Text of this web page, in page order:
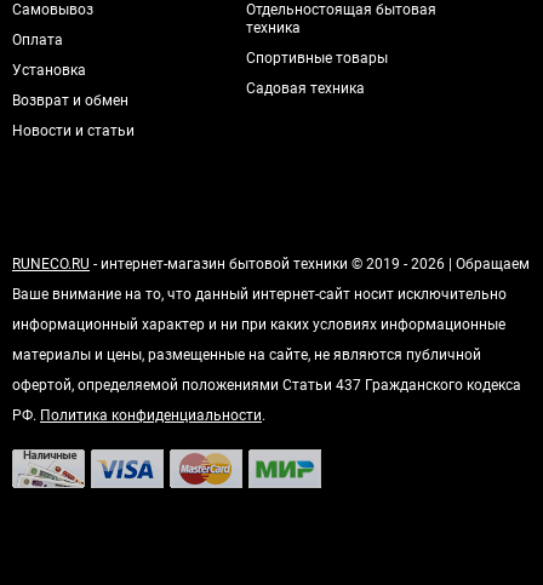
Самовывоз
Оплата
Установка
Возврат и обмен
Новости и статьи
Отдельностоящая бытовая
техника
Спортивные товары
Садовая техника
RUNECO.RU - интернет-магазин бытовой техники © 2019 - 2026 | Обращаем
Ваше внимание на то, что данный интернет-сайт носит исключительно
информационный характер и ни при каких условиях информационные
материалы и цены, размещенные на сайте, не являются публичной
офертой, определяемой положениями Статьи 437 Гражданского кодекса
РФ. Политика конфиденциальности.